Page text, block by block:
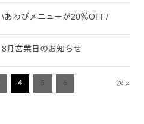
\あわびメニューが20％OFF/
8月営業日のお知らせ
4 5 6 次 »